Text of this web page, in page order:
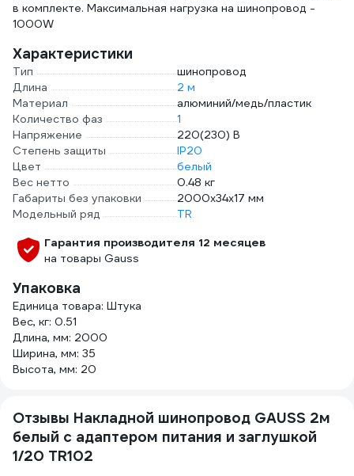
в комплекте. Максимальная нагрузка на шинопровод -
1000W
Характеристики
Тип
шинопровод
Длина
2 м
Материал
алюминий/медь/пластик
Количество фаз
1
Напряжение
220(230) В
Степень защиты
IP20
Цвет
белый
Вес нетто
0.48 кг
Габариты без упаковки
2000х34х17 мм
Модельный ряд
TR
Гарантия производителя 12 месяцев
на товары Gauss
Упаковка
Единица товара: Штука
Вес, кг: 0.51
Длина, мм: 2000
Ширина, мм: 35
Высота, мм: 20
Отзывы Накладной шинопровод GAUSS 2м
белый с адаптером питания и заглушкой
1/20 TR102